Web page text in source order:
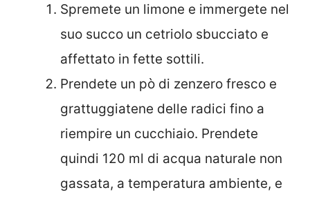
Spremete un limone e immergete nel
suo succo un cetriolo sbucciato e
affettato in fette sottili.
Prendete un pò di zenzero fresco e
grattuggiatene delle radici fino a
riempire un cucchiaio. Prendete
quindi 120 ml di acqua naturale non
gassata, a temperatura ambiente, e